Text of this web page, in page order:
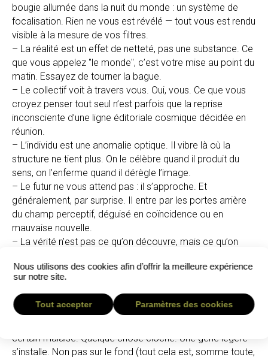
bougie allumée dans la nuit du monde : un système de
focalisation. Rien ne vous est révélé — tout vous est rendu
visible à la mesure de vos filtres.
– La réalité est un effet de netteté, pas une substance. Ce
que vous appelez "le monde", c’est votre mise au point du
matin. Essayez de tourner la bague.
– Le collectif voit à travers vous. Oui, vous. Ce que vous
croyez penser tout seul n’est parfois que la reprise
inconsciente d’une ligne éditoriale cosmique décidée en
réunion.
– L’individu est une anomalie optique. Il vibre là où la
structure ne tient plus. On le célèbre quand il produit du
sens, on l’enferme quand il dérègle l’image.
– Le futur ne vous attend pas : il s’approche. Et
généralement, par surprise. Il entre par les portes arrière
du champ perceptif, déguisé en coïncidence ou en
mauvaise nouvelle.
– La vérité n’est pas ce qu’on découvre, mais ce qu’on
yeux.
Il convient ici de marquer une pause.
Car à ce stade, le lecteur sérieux — celui qui a surligné
avec enthousiasme, pris des notes marginales et hoché la
certain malaise. Quelque chose cloche. Une gêne légère
s’installe. Non pas sur le fond (tout cela est, somme toute,
Nous utilisons des cookies afin d’offrir la meilleure expérience
sur notre site.
Tout accepter Paramètres des cookies